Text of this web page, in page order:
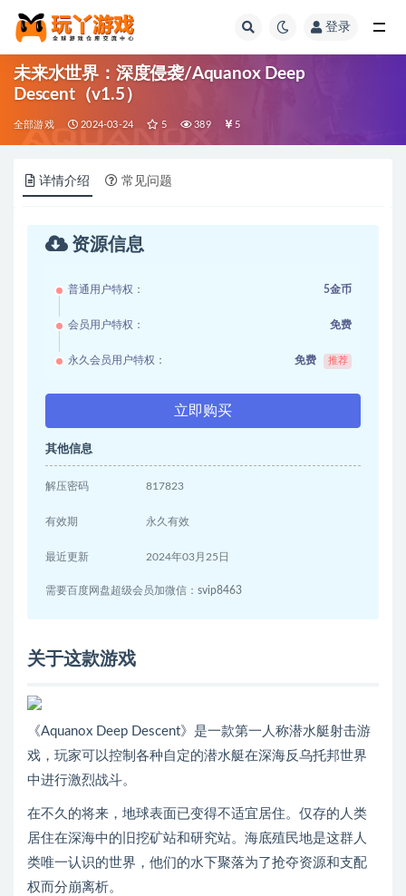
登录
未来水世界：深度侵袭/Aquanox Deep
Descent（v1.5）
全部游戏 2024-03-24 5 389 5
详情介绍 常见问题
资源信息
普通用户特权： 5金币
会员用户特权： 免费
永久会员用户特权： 免费 推荐
立即购买
其他信息
解压密码 817823
有效期 永久有效
最近更新 2024年03月25日
需要百度网盘超级会员加微信：svip8463
关于这款游戏
《Aquanox Deep Descent》是一款第一人称潜水艇射击游
戏，玩家可以控制各种自定的潜水艇在深海反乌托邦世界
中进行激烈战斗。
在不久的将来，地球表面已变得不适宜居住。仅存的人类
居住在深海中的旧挖矿站和研究站。海底殖民地是这群人
类唯一认识的世界，他们的水下聚落为了抢夺资源和支配
权而分崩离析。